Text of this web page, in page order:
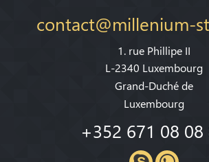
contact@millenium-
1. rue Phillipe II
L-2340 Luxembourg
Grand-Duché de
Luxembourg
+352 671 08 08